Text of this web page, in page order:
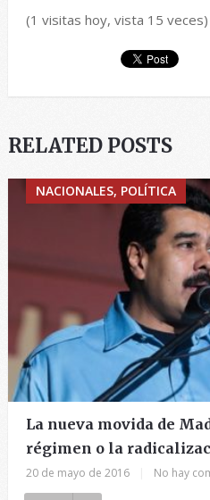
(1 visitas hoy, vista 15 veces)
RELATED POSTS
NACIONALES, POLÍTICA
La nueva movida de
régimen o la
20 de mayo de 2016 No hay